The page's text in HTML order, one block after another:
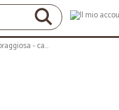
Lei è coraggiosa - candela aloe vera da 200 ml